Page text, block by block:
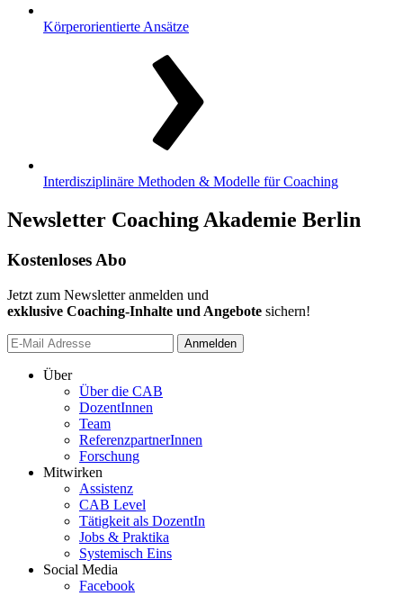
Körperorientierte Ansätze
Interdisziplinäre Methoden & Modelle für Coaching
Newsletter Coaching Akademie Berlin
Kostenloses Abo
Jetzt zum Newsletter anmelden und
exklusive Coaching-Inhalte und Angebote sichern!
Anmelden
Über
Über die CAB
DozentInnen
Team
ReferenzpartnerInnen
Forschung
Mitwirken
Assistenz
CAB Level
Tätigkeit als DozentIn
Jobs & Praktika
Systemisch Eins
Social Media
Facebook